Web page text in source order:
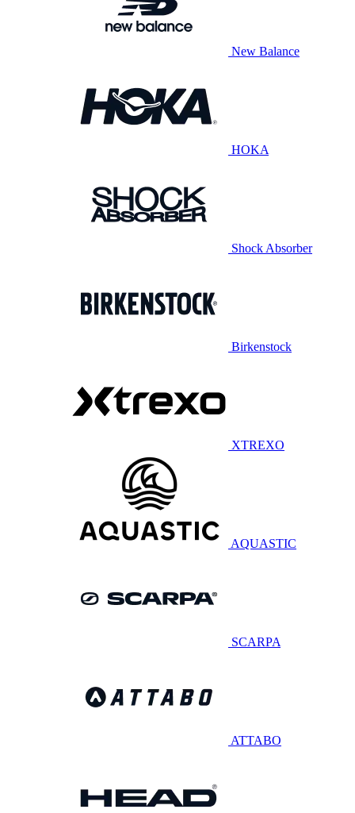
New Balance
HOKA
Shock Absorber
Birkenstock
XTREXO
AQUASTIC
SCARPA
ATTABO